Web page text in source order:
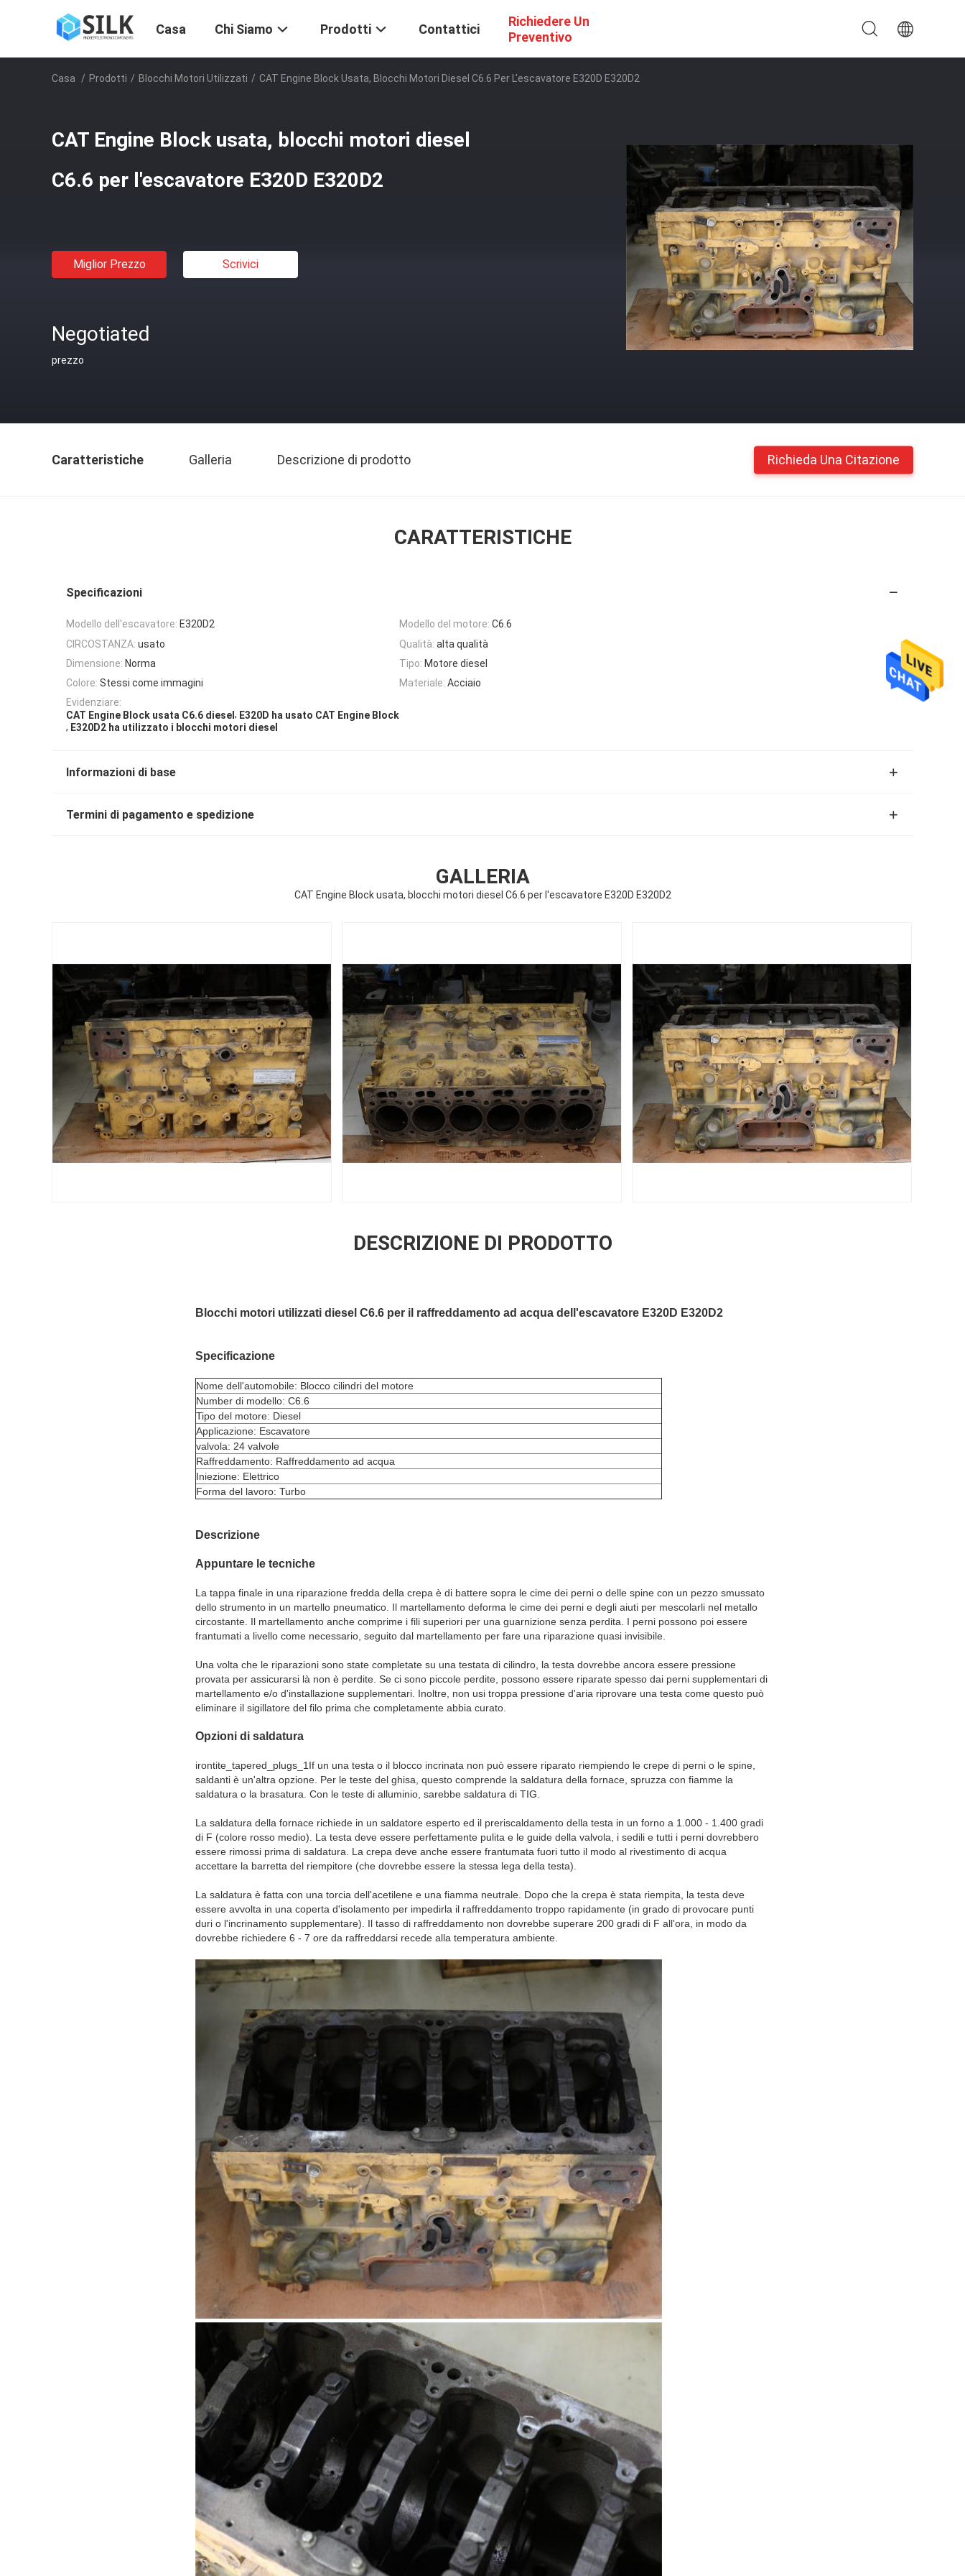
Casa Chi Siamo Prodotti Contattici
Richiedere Un
Preventivo
Casa / Prodotti / Blocchi Motori Utilizzati / CAT Engine Block Usata, Blocchi Motori Diesel C6.6 Per L'escavatore E320D E320D2
CAT Engine Block usata, blocchi motori diesel
C6.6 per l'escavatore E320D E320D2
Miglior Prezzo Scrivici
Negotiated
prezzo
Caratteristiche Galleria Descrizione di prodotto Richieda Una Citazione
CARATTERISTICHE
Specificazioni
Modello dell'escavatore: E320D2 Modello del motore: C6.6
CIRCOSTANZA: usato Qualità: alta qualità
Dimensione: Norma Tipo: Motore diesel
Colore: Stessi come immagini Materiale: Acciaio
Evidenziare:
CAT Engine Block usata C6.6 diesel , E320D ha usato CAT Engine Block
, E320D2 ha utilizzato i blocchi motori diesel
Informazioni di base
Termini di pagamento e spedizione
GALLERIA
CAT Engine Block usata, blocchi motori diesel C6.6 per l'escavatore E320D E320D2
DESCRIZIONE DI PRODOTTO
Blocchi motori utilizzati diesel C6.6 per il raffreddamento ad acqua dell'escavatore E320D E320D2
Specificazione
Nome dell'automobile: Blocco cilindri del motore
Number di modello: C6.6
Tipo del motore: Diesel
Applicazione: Escavatore
valvola: 24 valvole
Raffreddamento: Raffreddamento ad acqua
Iniezione: Elettrico
Forma del lavoro: Turbo
Descrizione
Appuntare le tecniche
La tappa finale in una riparazione fredda della crepa è di battere sopra le cime dei perni o delle spine con un pezzo smussato
dello strumento in un martello pneumatico. Il martellamento deforma le cime dei perni e degli aiuti per mescolarli nel metallo
circostante. Il martellamento anche comprime i fili superiori per una guarnizione senza perdita. I perni possono poi essere
frantumati a livello come necessario, seguito dal martellamento per fare una riparazione quasi invisibile.
Una volta che le riparazioni sono state completate su una testata di cilindro, la testa dovrebbe ancora essere pressione
provata per assicurarsi là non è perdite. Se ci sono piccole perdite, possono essere riparate spesso dai perni supplementari di
martellamento e/o d'installazione supplementari. Inoltre, non usi troppa pressione d'aria riprovare una testa come questo può
eliminare il sigillatore del filo prima che completamente abbia curato.
Opzioni di saldatura
irontite_tapered_plugs_1If un una testa o il blocco incrinata non può essere riparato riempiendo le crepe di perni o le spine,
saldanti è un'altra opzione. Per le teste del ghisa, questo comprende la saldatura della fornace, spruzza con fiamme la
saldatura o la brasatura. Con le teste di alluminio, sarebbe saldatura di TIG.
La saldatura della fornace richiede in un saldatore esperto ed il preriscaldamento della testa in un forno a 1.000 - 1.400 gradi
di F (colore rosso medio). La testa deve essere perfettamente pulita e le guide della valvola, i sedili e tutti i perni dovrebbero
essere rimossi prima di saldatura. La crepa deve anche essere frantumata fuori tutto il modo al rivestimento di acqua
accettare la barretta del riempitore (che dovrebbe essere la stessa lega della testa).
La saldatura è fatta con una torcia dell'acetilene e una fiamma neutrale. Dopo che la crepa è stata riempita, la testa deve
essere avvolta in una coperta d'isolamento per impedirla il raffreddamento troppo rapidamente (in grado di provocare punti
duri o l'incrinamento supplementare). Il tasso di raffreddamento non dovrebbe superare 200 gradi di F all'ora, in modo da
dovrebbe richiedere 6 - 7 ore da raffreddarsi recede alla temperatura ambiente.